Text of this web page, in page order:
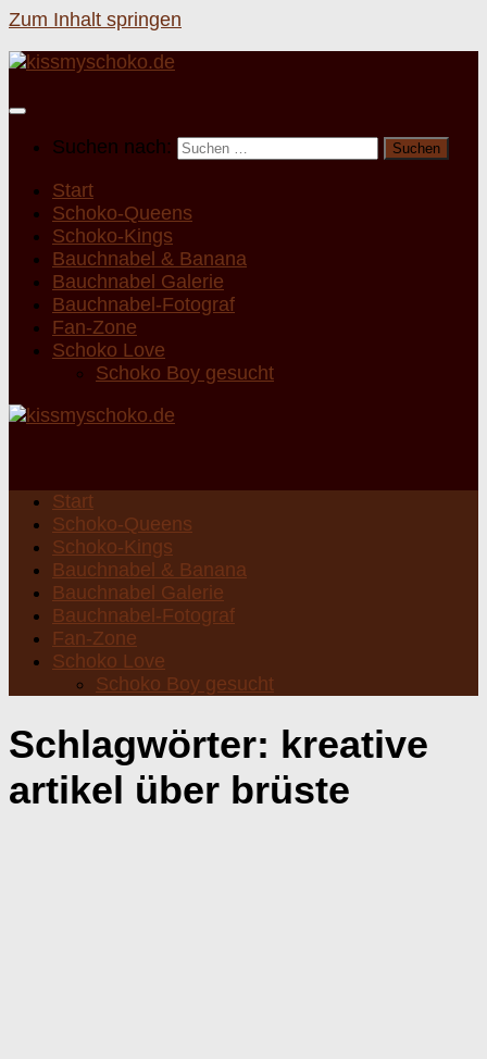
Zum Inhalt springen
Suchen nach:
Start
Schoko-Queens
Schoko-Kings
Bauchnabel & Banana
Bauchnabel Galerie
Bauchnabel-Fotograf
Fan-Zone
Schoko Love
Schoko Boy gesucht
Start
Schoko-Queens
Schoko-Kings
Bauchnabel & Banana
Bauchnabel Galerie
Bauchnabel-Fotograf
Fan-Zone
Schoko Love
Schoko Boy gesucht
Schlagwörter: kreative
artikel über brüste